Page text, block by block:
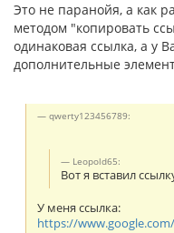
Это не паранойя, а как
методом "копировать
одинаковая ссылка, а у
дополнительные
qwerty123456789:
Leopold65:
Вот я вставил
У меня ссылка:
https://